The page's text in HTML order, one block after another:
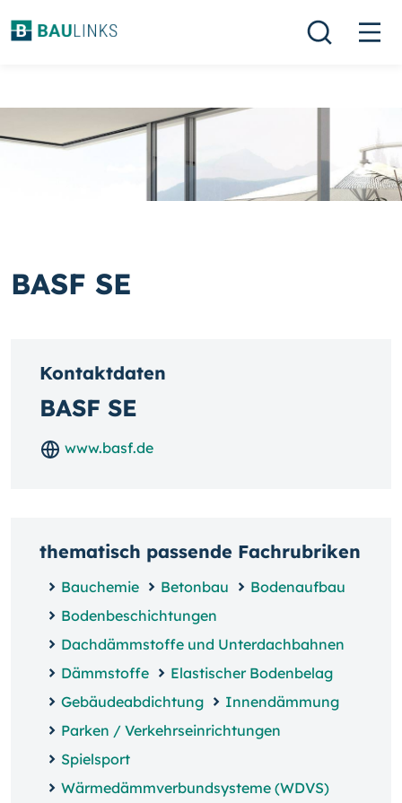
BASF SE
Kontaktdaten
BASF SE
www.basf.de
thematisch passende Fachrubriken
Bauchemie Betonbau
Bodenaufbau
Bodenbeschichtungen
Dachdämmstoffe und Unterdachbahnen
Dämmstoffe
Elastischer Bodenbelag
Gebäudeabdichtung
Innendämmung
Parken / Verkehrseinrichtungen
Spielsport
Wärmedämmverbundsysteme (WDVS)